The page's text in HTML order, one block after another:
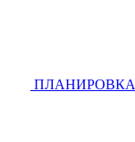
ПЛАНИРОВКА